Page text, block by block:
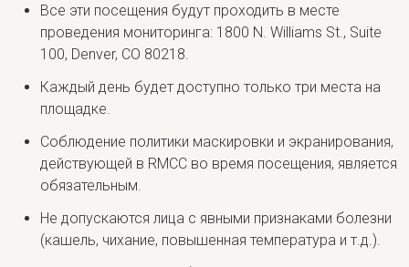
Все эти посещения будут проходить в месте
проведения мониторинга: 1800 N. Williams St., Suite
100, Denver, CO 80218.
Каждый день будет доступно только три места на
площадке.
Соблюдение политики маскировки и экранирования,
действующей в RMCC во время посещения, является
обязательным.
Не допускаются лица с явными признаками болезни
(кашель, чихание, повышенная температура и т.д.).